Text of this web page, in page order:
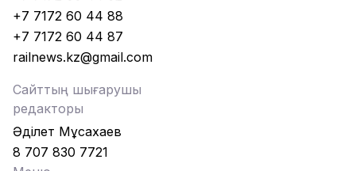
+7 7172 60 44 88
+7 7172 60 44 87
railnews.kz@gmail.com
Сайттың шығарушы
редакторы
Әділет Мұсахаев
8 707 830 7721